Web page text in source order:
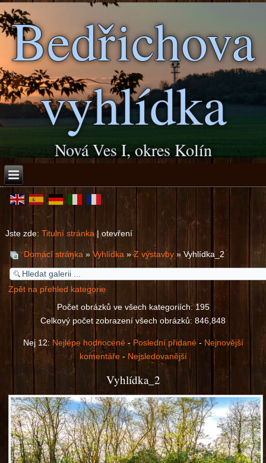
Bedřichova
vyhlídka
Nová Ves I, okres Kolín
Jste zde:Titulní stránka|otevření
Domácí stránka» Vyhlídka»Z výstavby» Vyhlídka_2
Zpět na přehled kategorie
Počet obrázků ve všech kategoriích: 195
Celkový počet zobrazení všech obrázků: 846,848
Nej 12: Nejlépe hodnocené- Poslední přidané- Nejnovější
komentáře- Nejsledovanější
Vyhlídka_2